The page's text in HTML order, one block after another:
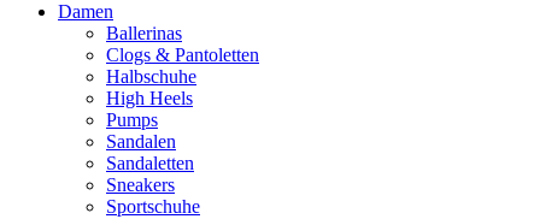
Damen
Ballerinas
Clogs & Pantoletten
Halbschuhe
High Heels
Pumps
Sandalen
Sandaletten
Sneakers
Sportschuhe